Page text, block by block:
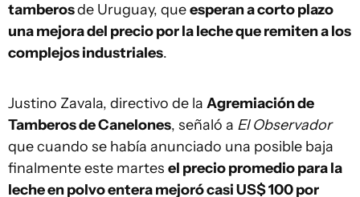
tamberosde Uruguay, queesperan a corto plazo
una mejora del precio por la leche que remiten a los
complejos industriales.
Justino Zavala, directivo de la Agremiación de
Tamberos de Canelones, señaló a El Observador
que cuando se había anunciado una posible baja
finalmente este martes el precio promedio para la
leche en polvo entera mejoró casi US$ 100 por